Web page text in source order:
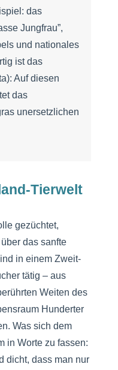
das
Jungfrau”,
und nationales
ist das
Auf diesen
das
unersetzlichen
Tierwelt
gezüchtet,
das sanfte
in einem Zweit-
tätig – aus
Weiten des
Hunderter
Was sich dem
in Worte zu fassen:
dicht, dass man nur